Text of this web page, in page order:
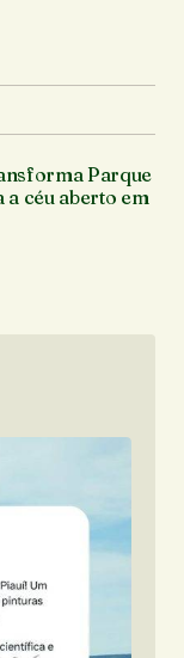
Parque
a céu aberto em